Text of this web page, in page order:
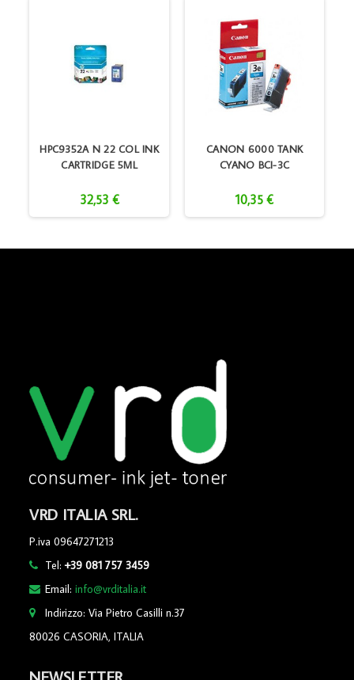
HPC9352A N 22 COL INK
CARTRIDGE 5ML
32,53 €
CANON 6000 TANK
CYANO BCI-3C
10,35 €
VRD ITALIA SRL.
P.iva 09647271213
Tel:+39 081 757 3459
Email:info@vrditalia.it
Indirizzo: Via Pietro Casilli n.37
80026 CASORIA, ITALIA
NEWSLETTER